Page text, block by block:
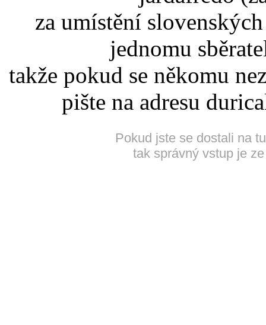
za umístění
jednomu
takže pokud se někomu
pište na adresu
Pokud jste se dostali na
tak správný vstup je